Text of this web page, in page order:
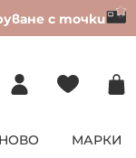
с точки
НОВО МАРКИ